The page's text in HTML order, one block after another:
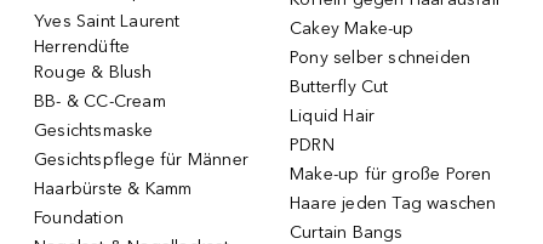
Yves Saint Laurent
Herrendüfte
Rouge & Blush
BB- & CC-Cream
Gesichtsmaske
Gesichtspflege für Männer
Haarbürste & Kamm
Foundation
Cakey Make-up
Pony selber schneiden
Butterfly Cut
Liquid Hair
PDRN
Make-up für große Poren
Haare jeden Tag waschen
Curtain Bangs